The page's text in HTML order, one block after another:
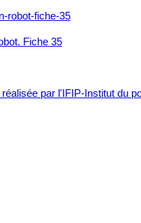
Fiche 35
par l'IFIP-Institut